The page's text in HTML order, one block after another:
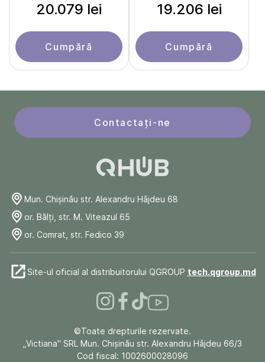
20.079 lei
Cumpără
19.206 lei
Cumpără
Contactați-ne
Mun. Chişinău str. Alexandru Hâjdeu 68
or. Bălți, str. M. Viteazul 65
or. Comrat, str. Fedico 39
Site-ul oficial al distribuitorului QGROUP tech.qgroup.md
©Toate drepturile rezervate.
„Victiana" SRL Mun. Chişinău str. Alexandru Hâjdeu 66/3
Cod fiscal: 1002600028096